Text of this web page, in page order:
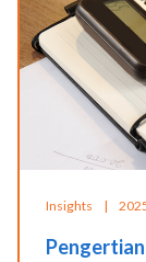
Insights |